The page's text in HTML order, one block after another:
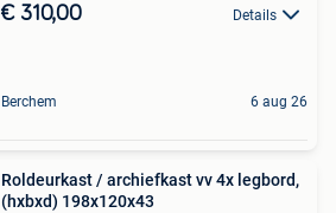
€ 310,00 Details
Berchem 6 aug 26
Roldeurkast / archiefkast vv 4x legbord,
(hxbxd) 198x120x43